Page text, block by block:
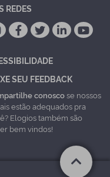
REDES
SEU FEEDBACK
conoscose nossos
estão adequados pra
Elogios também são
bem vindos!